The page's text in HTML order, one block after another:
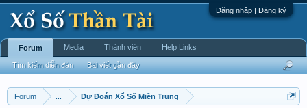
Đăng nhập | Đăng ký
Forum Dự Đoán Xổ Số Miền Trung
Forum
Tìm kiếm diễn đàn Bài viết gần đây
Media Thành viên Help Links